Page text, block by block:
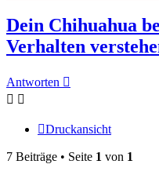
Dein Chihuahua
Verhalten
Antworten
Druckansicht
7 Beiträge • Seite 1 von 1